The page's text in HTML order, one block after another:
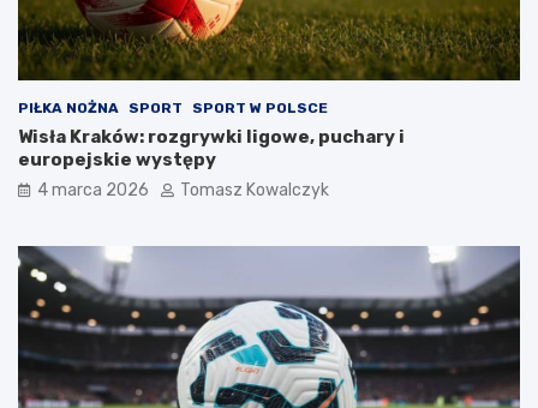
PIŁKA NOŻNA SPORT SPORT W POLSCE
Wisła Kraków: rozgrywki ligowe, puchary i
europejskie występy
4 marca 2026 Tomasz Kowalczyk